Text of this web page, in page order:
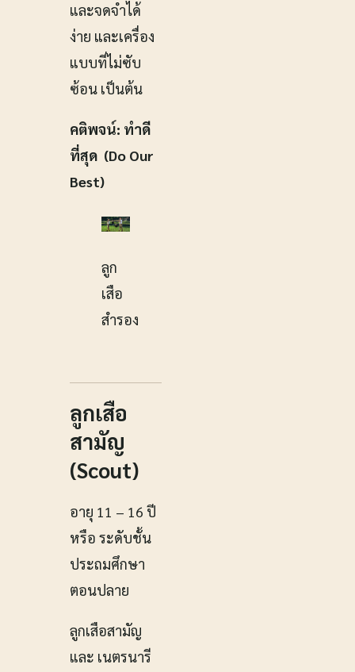
และจดจำได้
ง่าย และเครื่อง
แบบที่ไม่ซับ
ซ้อน เป็นต้น
คติพจน์: ทำดี
ที่สุด (Do Our
Best)
ลูก
เสือ
สำรอง
ลูกเสือ
สามัญ
(Scout)
อายุ 11 – 16 ปี
หรือ ระดับชั้น
ประถมศึกษา
ตอนปลาย
ลูกเสือสามัญ
และ เนตรนารี